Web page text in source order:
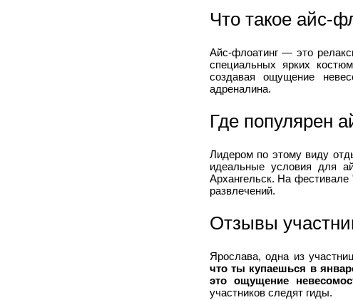
Что такое айс-
Айс-флоатинг — это
специальных ярких
создавая ощущение
адреналина.
Где популярен
Лидером по этому виду
идеальные условия для
Архангельск. На
развлечений.
Отзывы
Ярослава, одна из
что ты купаешься в
это ощущение
участников следят гиды.